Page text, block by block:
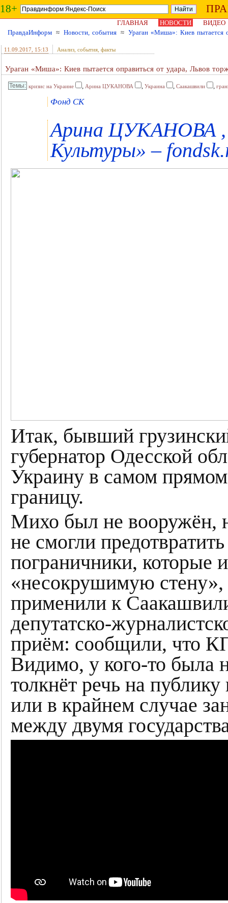
18+
ГЛАВНАЯ НОВОСТИ
ВИДЕО
ПравдаИнформ ≈ Новости, события ≈ Ураган «Миша»: Киев пытается
11.09.2017 , 15:13 Анализ, события, факты
Ураган «Миша»: Киев пытается оправиться от удара, Львов
кризис на Украине , Арина ЦУКАНОВА , Украина , Саакашвили ,
Фонд СК
Арина ЦУКАНОВА ,
Культуры» –
Итак, бывший
губернатор Одесской
Украину в самом
границу.
Михо был не вооружён,
не смогли
пограничники, которые
«несокрушимую
применили к
депутатско-
приём: сообщили, что
Видимо, у кого-то была
толкнёт речь на
или в крайнем случае
между двумя